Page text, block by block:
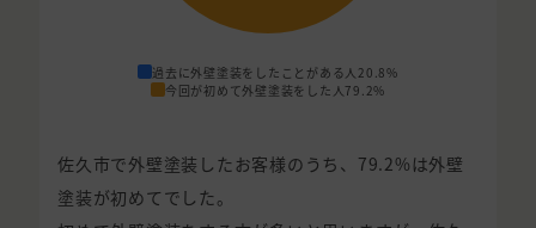
過去に外壁塗装をしたことがある人 20.8%
今回が初めて外壁塗装をした人 79.2%
佐久市で外壁塗装したお客様のうち、79.2%は外壁
塗装が初めてでした。